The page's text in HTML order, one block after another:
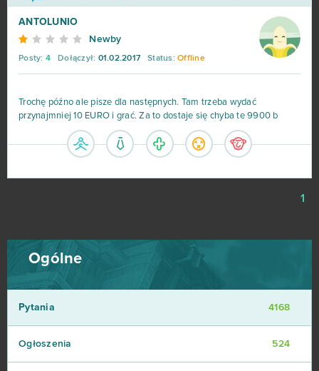
ANTOLUNIO
Newby
Posty: 4 Dołączył: 01.02.2017 Status: Offline
Trochę późno ale pisze dla następnych. Tam trzeba wydać
przynajmniej 10 EURO i grać. Za to dostaje się chyba te 9900 b
1
Ogólne
Pytania 4168
Ogłoszenia 524